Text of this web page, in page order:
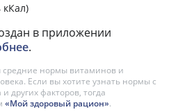
кКал)
в приложении
.
нормы витаминов и
Если вы хотите узнать нормы с
других факторов, тогда
«Мой здоровый рацион».